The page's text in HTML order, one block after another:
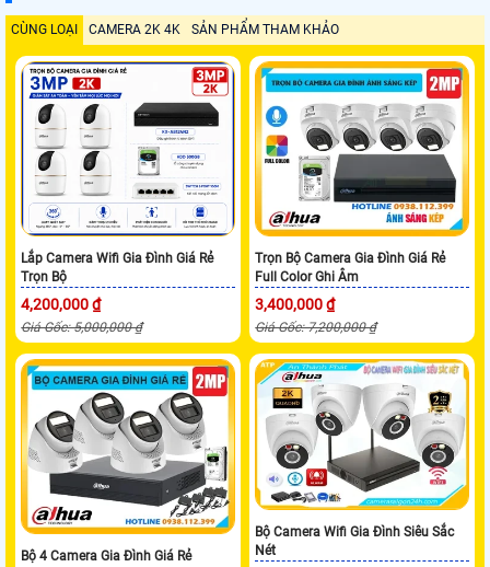
CÙNG LOẠI CAMERA 2K 4K SẢN PHẨM THAM KHẢO
Lắp Camera Wifi Gia Đình Giá Rẻ
Trọn Bộ
4,200,000 ₫
Giá Gốc: 5,000,000 ₫
Trọn Bộ Camera Gia Đình Giá Rẻ
Full Color Ghi Âm
3,400,000 ₫
Giá Gốc: 7,200,000 ₫
Bộ 4 Camera Gia Đình Giá Rẻ
Bộ Camera Wifi Gia Đình Siêu Sắc
Nét